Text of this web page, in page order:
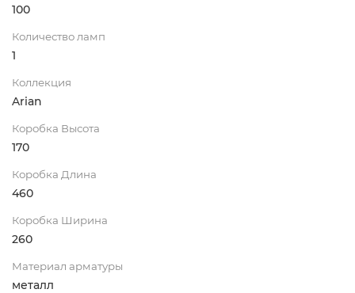
100
Количество ламп
1
Коллекция
Arian
Коробка Высота
170
Коробка Длина
460
Коробка Ширина
260
Материал арматуры
металл